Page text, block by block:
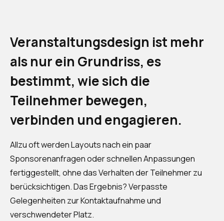
Veranstaltungsdesign ist mehr
als nur ein Grundriss, es
bestimmt, wie sich die
Teilnehmer bewegen,
verbinden und engagieren.
Allzu oft werden Layouts nach ein paar
Sponsorenanfragen oder schnellen Anpassungen
fertiggestellt, ohne das Verhalten der Teilnehmer zu
berücksichtigen. Das Ergebnis? Verpasste
Gelegenheiten zur Kontaktaufnahme und
verschwendeter Platz.